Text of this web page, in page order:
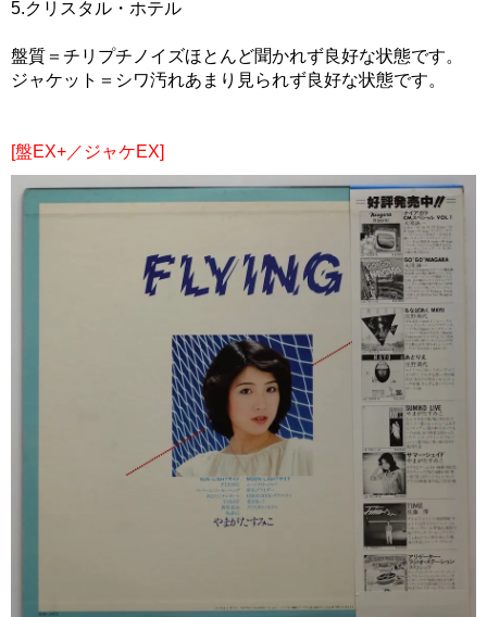
5.クリスタル・ホテル
盤質＝チリプチノイズほとんど聞かれず良好な状態です。
ジャケット＝シワ汚れあまり見られず良好な状態です。
[盤EX+／ジャケEX]